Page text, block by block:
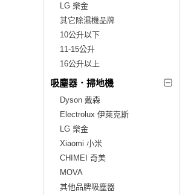
LG 樂金
其它除濕機品牌
10公升以下
11-15公升
16公升以上
吸塵器．掃地機
Dyson 戴森
Electrolux 伊萊克斯
LG 樂金
Xiaomi 小米
CHIMEI 奇美
MOVA
其他品牌吸塵器